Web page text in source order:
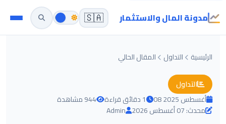
مدونة المال والاستثمار 🇸🇦
الرئيسية التداول المقال الحالي
التداول
08 أغسطس 2025
1 دقائق قراءة
944 مشاهدة
محدث: 07 أغسطس 2026
Admin